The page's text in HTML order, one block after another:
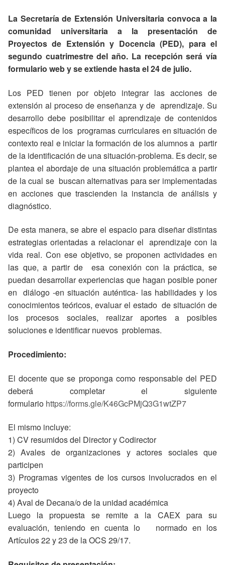
La Secretaría de Extensión Universitaria convoca a la
comunidad universitaria a la presentación de
Proyectos de Extensión y Docencia (PED), para el
segundo cuatrimestre del año. La recepción será vía
formulario web y se extiende hasta el 24 de julio.
Los PED tienen por objeto integrar las acciones de
extensión al proceso de enseñanza y de aprendizaje. Su
desarrollo debe posibilitar el aprendizaje de contenidos
específicos de los programas curriculares en situación de
contexto real e iniciar la formación de los alumnos a partir
de la identificación de una situación-problema. Es decir, se
plantea el abordaje de una situación problemática a partir
de la cual se buscan alternativas para ser implementadas
en acciones que trascienden la instancia de análisis y
diagnóstico.
De esta manera, se abre el espacio para diseñar distintas
estrategias orientadas a relacionar el aprendizaje con la
vida real. Con ese objetivo, se proponen actividades en
las que, a partir de esa conexión con la práctica, se
puedan desarrollar experiencias que hagan posible poner
en diálogo -en situación auténtica- las habilidades y los
conocimientos teóricos, evaluar el estado de situación de
los procesos sociales, realizar aportes a posibles
soluciones e identificar nuevos problemas.
Procedimiento:
El docente que se proponga como responsable del PED
deberá completar el siguiente
formulario https://forms.gle/K46GcPMjQ3G1wtZP7
El mismo incluye:
1) CV resumidos del Director y Codirector
2) Avales de organizaciones y actores sociales que
participen
3) Programas vigentes de los cursos involucrados en el
proyecto
4) Aval de Decana/o de la unidad académica
Luego la propuesta se remite a la CAEX para su
evaluación, teniendo en cuenta lo normado en los
Artículos 22 y 23 de la OCS 29/17.